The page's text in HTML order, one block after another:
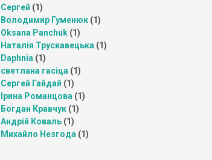
Сергей (1)
Володимир Гуменюк(1)
Oksana Panchuk(1)
Наталія Трускавецька (1)
Daphnia (1)
светлана гасіца (1)
Сергей Гайдай (1)
Ірина Романцова (1)
Богдан Кравчук(1)
Андрій Коваль(1)
Михайло Незгода (1)